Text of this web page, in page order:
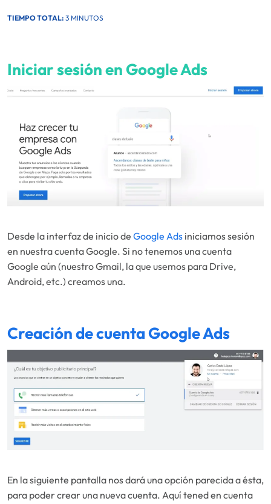
TIEMPO TOTAL: 3 MINUTOS
Iniciar sesión en Google Ads
Desde la interfaz de inicio de Google Ads iniciamos sesión
en nuestra cuenta Google. Si no tenemos una cuenta
Google aún (nuestro Gmail, la que usemos para Drive,
Android, etc.) creamos una.
Creación de cuenta Google Ads
En la siguiente pantalla nos dará una opción parecida a ésta,
para poder crear una nueva cuenta. Aquí tened en cuenta